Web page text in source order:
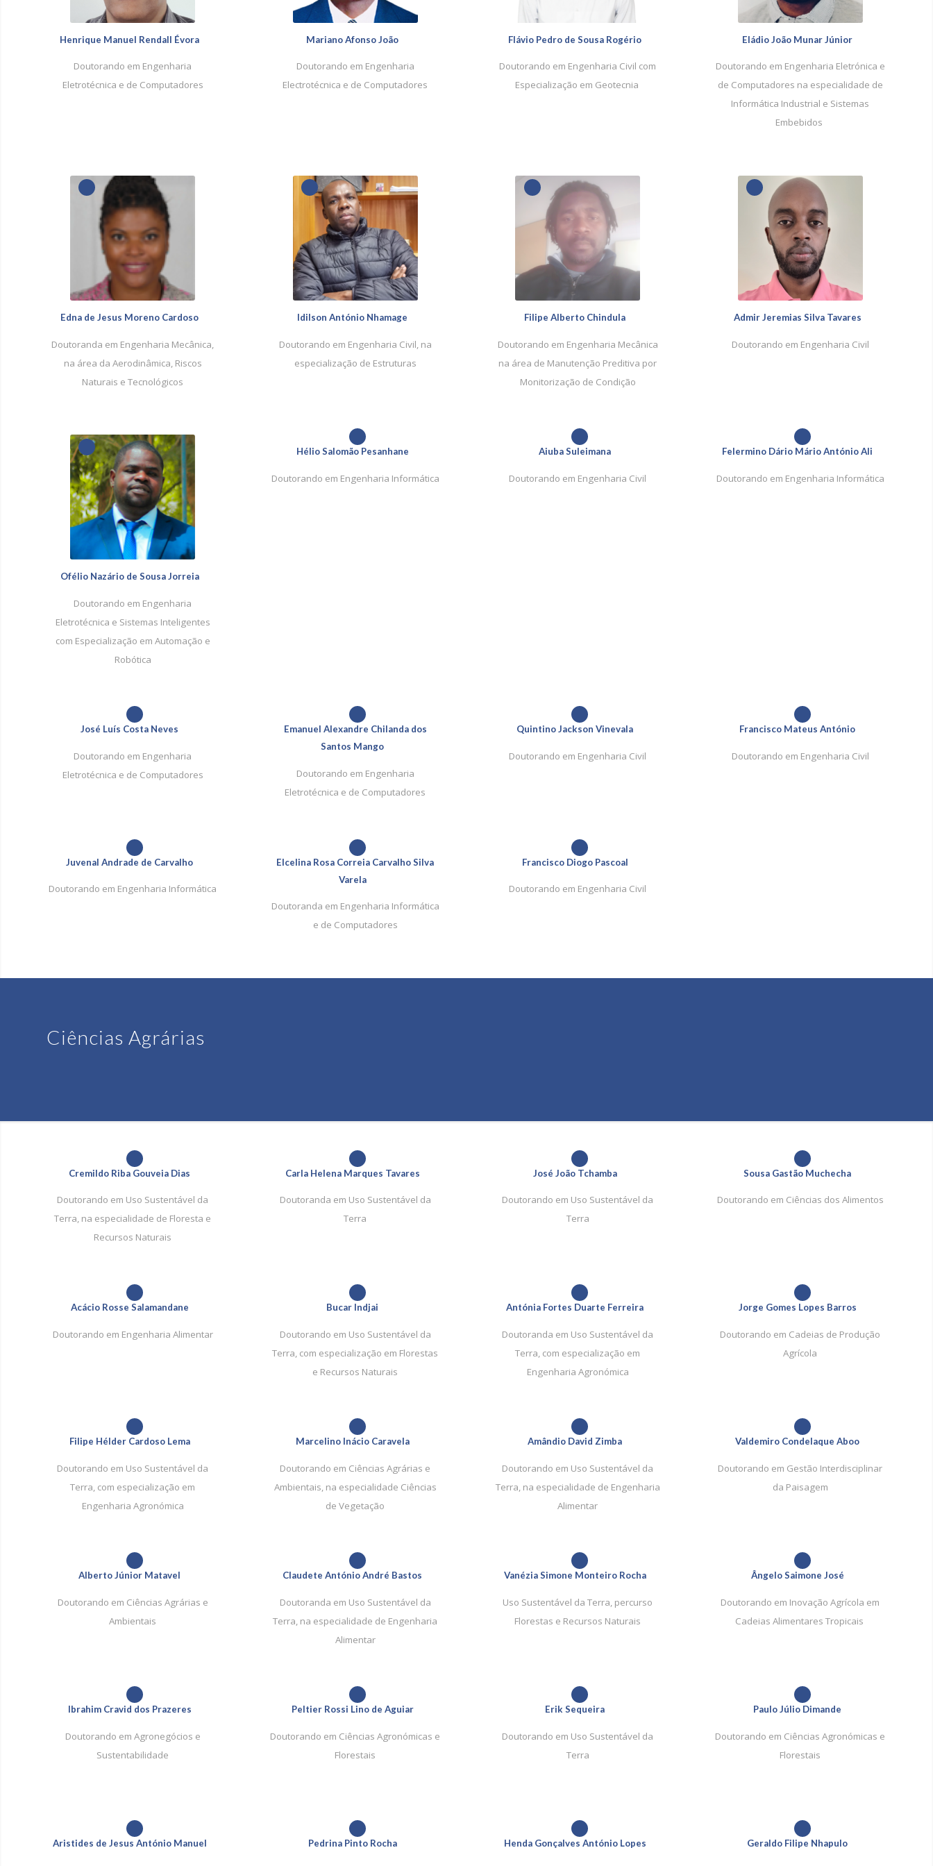
Henrique Manuel Rendall Évora
Doutorando em Engenharia
Eletrotécnica e de Computadores
Mariano Afonso João
Doutorando em Engenharia
Electrotécnica e de Computadores
Flávio Pedro de Sousa Rogério
Doutorando em Engenharia Civil com
Especialização em Geotecnia
Eládio João Munar Júnior
Doutorando em Engenharia Eletrónica e
de Computadores na especialidade de
Informática Industrial e Sistemas
Embebidos
Edna de Jesus Moreno Cardoso
Doutoranda em Engenharia Mecânica,
na área da Aerodinâmica, Riscos
Naturais e Tecnológicos
Idilson António Nhamage
Doutorando em Engenharia Civil, na
especialização de Estruturas
Filipe Alberto Chindula
Doutorando em Engenharia Mecânica
na área de Manutenção Preditiva por
Monitorização de Condição
Admir Jeremias Silva Tavares
Doutorando em Engenharia Civil
1
Ofélio Nazário de Sousa Jorreia
Doutorando em Engenharia
Eletrotécnica e Sistemas Inteligentes
com Especialização em Automação e
Robótica
Hélio Salomão Pesanhane
Doutorando em Engenharia Informática
Aiuba Suleimana
Doutorando em Engenharia Civil
Felermino Dário Mário António Ali
Doutorando em Engenharia Informática
José Luís Costa Neves
Doutorando em Engenharia
Eletrotécnica e de Computadores
Emanuel Alexandre Chilanda dos
Santos Mango
Doutorando em Engenharia
Eletrotécnica e de Computadores
Quintino Jackson Vinevala
Doutorando em Engenharia Civil
Francisco Mateus António
Doutorando em Engenharia Civil
Juvenal Andrade de Carvalho
Doutorando em Engenharia Informática
Elcelina Rosa Correia Carvalho Silva
Varela
Doutoranda em Engenharia Informática
e de Computadores
Francisco Diogo Pascoal
Doutorando em Engenharia Civil
Ciências Agrárias
Cremildo Riba Gouveia Dias
Doutorando em Uso Sustentável da
Terra, na especialidade de Floresta e
Recursos Naturais
Carla Helena Marques Tavares
Doutoranda em Uso Sustentável da
Terra
José João Tchamba
Doutorando em Uso Sustentável da
Terra
Sousa Gastão Muchecha
Doutorando em Ciências dos Alimentos
Acácio Rosse Salamandane
Doutorando em Engenharia Alimentar
Bucar Indjai
Doutorando em Uso Sustentável da
Terra, com especialização em Florestas
e Recursos Naturais
Antónia Fortes Duarte Ferreira
Doutoranda em Uso Sustentável da
Terra, com especialização em
Engenharia Agronómica
Jorge Gomes Lopes Barros
Doutorando em Cadeias de Produção
Agrícola
Filipe Hélder Cardoso Lema
Doutorando em Uso Sustentável da
Terra, com especialização em
Engenharia Agronómica
Marcelino Inácio Caravela
Doutorando em Ciências Agrárias e
Ambientais, na especialidade Ciências
de Vegetação
Amândio David Zimba
Doutorando em Uso Sustentável da
Terra, na especialidade de Engenharia
Alimentar
Valdemiro Condelaque Aboo
Doutorando em Gestão Interdisciplinar
da Paisagem
Alberto Júnior Matavel
Doutorando em Ciências Agrárias e
Ambientais
Claudete António André Bastos
Doutoranda em Uso Sustentável da
Terra, na especialidade de Engenharia
Alimentar
Vanézia Simone Monteiro Rocha
Uso Sustentável da Terra, percurso
Florestas e Recursos Naturais
Ângelo Saimone José
Doutorando em Inovação Agrícola em
Cadeias Alimentares Tropicais
Ibrahim Cravid dos Prazeres
Doutorando em Agronegócios e
Sustentabilidade
Peltier Rossi Lino de Aguiar
Doutorando em Ciências Agronómicas e
Florestais
Erik Sequeira
Doutorando em Uso Sustentável da
Terra
Paulo Júlio Dimande
Doutorando em Ciências Agronómicas e
Florestais
Aristides de Jesus António Manuel Pedrina Pinto Rocha Henda Gonçalves António Lopes Geraldo Filipe Nhapulo